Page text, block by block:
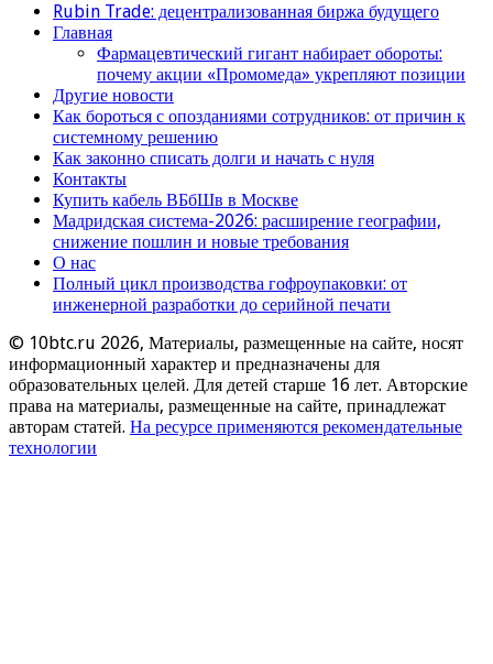
Rubin Trade: децентрализованная биржа будущего
Главная
Фармацевтический гигант набирает обороты:
почему акции «Промомеда» укрепляют позиции
Другие новости
Как бороться с опозданиями сотрудников: от причин к
системному решению
Как законно списать долги и начать с нуля
Контакты
Купить кабель ВБбШв в Москве
Мадридская система-2026: расширение географии,
снижение пошлин и новые требования
О нас
Полный цикл производства гофроупаковки: от
инженерной разработки до серийной печати
© 10btc.ru 2026, Материалы, размещенные на сайте, носят
информационный характер и предназначены для
образовательных целей. Для детей старше 16 лет. Авторские
права на материалы, размещенные на сайте, принадлежат
авторам статей. На ресурсе применяются рекомендательные
технологии